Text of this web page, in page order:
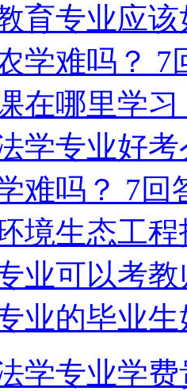
育专业应
学难吗？ 7
在哪里学习
学专业好
难吗？ 7回
境生态工
业可以考
业的毕业
学专业学